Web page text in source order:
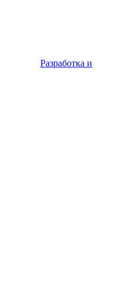
Разработка и